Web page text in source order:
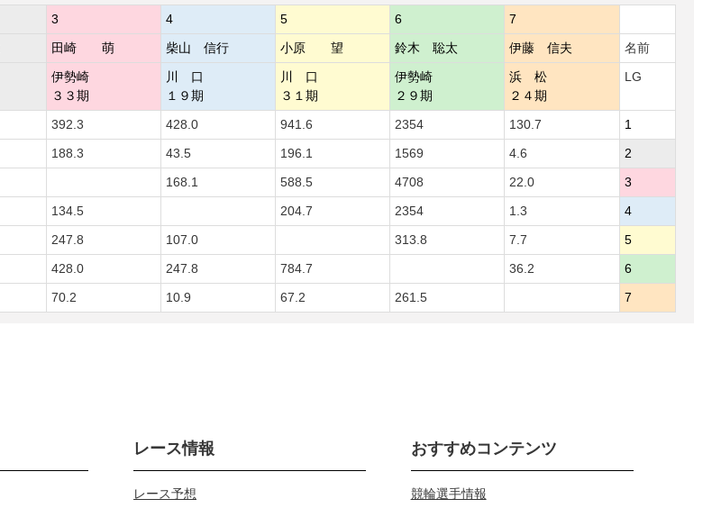
3 4 5 6
7
田崎 萌 柴山 信行 小原 望 鈴木 聡太 伊藤 信夫
名前
伊勢崎
３３期
川 口
１９期
川 口
３１期
伊勢崎
２９期
浜 松
２４期
LG
392.3 428.0 941.6 2354 130.7
1
188.3 43.5 196.1 1569 4.6
2
168.1 588.5 4708 22.0
3
134.5 204.7 2354 1.3
4
247.8 107.0 313.8 7.7
5
428.0 247.8 784.7 36.2
6
70.2 10.9 67.2 261.5 7
レース情報
レース予想
おすすめコンテンツ
競輪選手情報